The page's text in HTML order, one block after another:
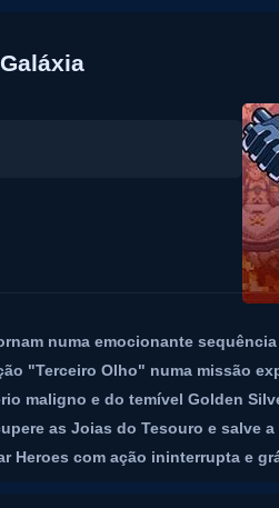
numa emocionante
"Terceiro Olho" numa missão
maligno e do temível Golden
as Joias do Tesouro e salve
Heroes com ação ininterrupta e